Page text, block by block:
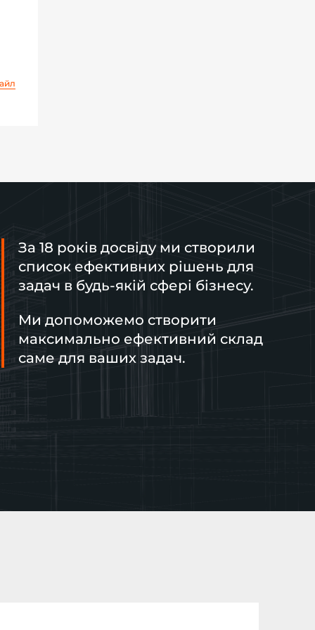
За 18 років досвіду ми створили
список ефективних рішень для
задач в будь-якій сфері бізнесу.
Ми допоможемо створити
максимально ефективний склад
саме для ваших задач.